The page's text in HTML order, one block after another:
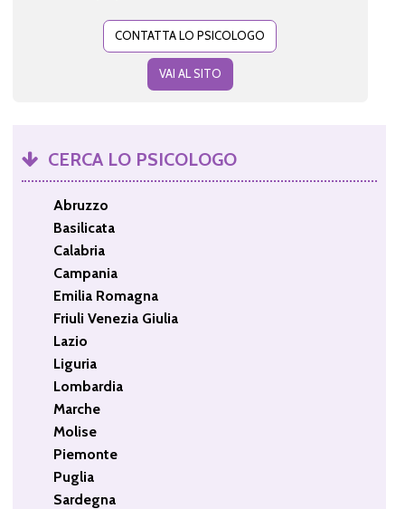
CONTATTA LO PSICOLOGO
VAI AL SITO
CERCA LO PSICOLOGO
Abruzzo
Basilicata
Calabria
Campania
Emilia Romagna
Friuli Venezia Giulia
Lazio
Liguria
Lombardia
Marche
Molise
Piemonte
Puglia
Sardegna